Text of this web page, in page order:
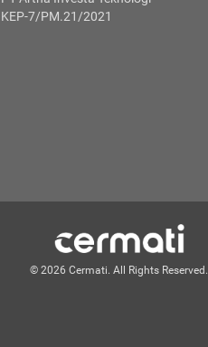
KEP-7/PM.21/2021
© 2026 Cermati. All Rights Reserved.